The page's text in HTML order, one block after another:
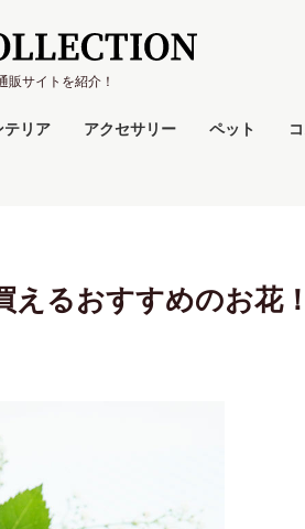
販サイトを紹介！
テリア アクセサリー ペット
るおすすめのお花